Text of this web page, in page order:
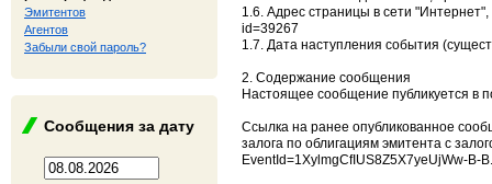
Эмитентов
Агентов
Забыли свой пароль?
Сообщения за дату
1.6. Адрес страницы в сети
id=39267
1.7. Дата наступления события
2. Содержание сообщения
Настоящее сообщение публикуется в
Ссылка на ранее опубликованное
залога по облигациям эмитента с
EventId=1XylmgCfIUS8Z5X7yeUjWw-B-B.